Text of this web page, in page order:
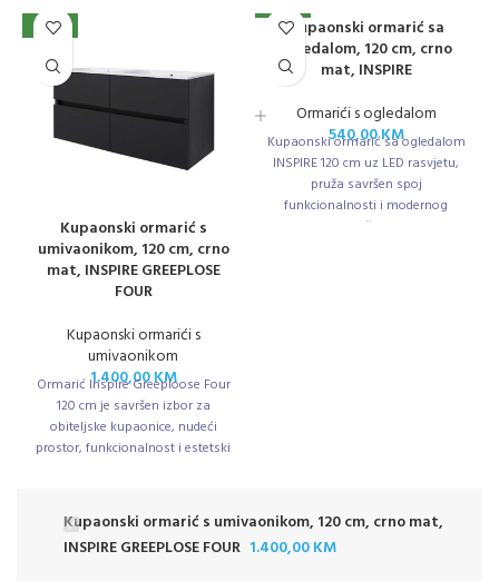
NOVO
Kupaonski ormarić s
umivaonikom, 120 cm, crno
mat, INSPIRE GREEPLOSE
FOUR
Kupaonski ormarići s
umivaonikom
1.400,00KM
Ormarić Inspire Greeploose Four
120 cm je savršen izbor za
obiteljske kupaonice, nudeći
prostor, funkcionalnost i estetski
NOVOKupaonski ormarić sa
ogledalom, 120 cm, crno
mat, INSPIRE
Ormarići s ogledalom
540,00KM
Kupaonski ormarić sa ogledalom
INSPIRE 120 cm uz LED rasvjetu,
pruža savršen spoj
funkcionalnosti i modernog
dizajna za vašu kupaonicu.
Kupaonski ormarić s umivaonikom, 120 cm, crno mat,
INSPIRE GREEPLOSE FOUR 1.400,00KM